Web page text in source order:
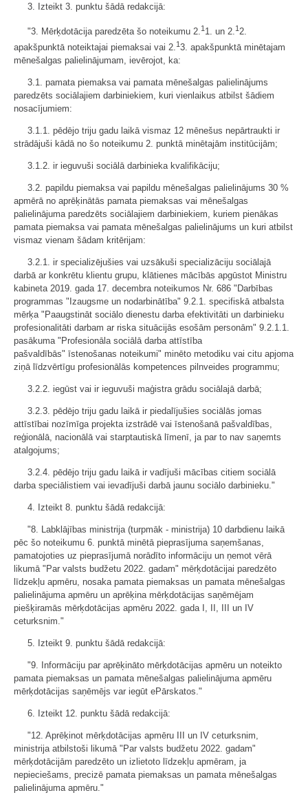
3. Izteikt 3. punktu šādā redakcijā:
"3. Mērķdotācija paredzēta šo noteikumu 2. 1 1. un 2. 1 2.
apakšpunktā noteiktajai piemaksai vai 2.13. apakšpunktā minētajam
mēnešalgas palielinājumam, ievērojot, ka:
3.1. pamata piemaksa vai pamata mēnešalgas palielinājums
paredzēts sociālajiem darbiniekiem, kuri vienlaikus atbilst šādiem
nosacījumiem:
3.1.1. pēdējo triju gadu laikā vismaz 12 mēnešus nepārtraukti ir
strādājuši kādā no šo noteikumu 2. punktā minētajām institūcijām;
3.1.2. ir ieguvuši sociālā darbinieka kvalifikāciju;
3.2. papildu piemaksa vai papildu mēnešalgas palielinājums 30 %
apmērā no aprēķinātās pamata piemaksas vai mēnešalgas
palielinājuma paredzēts sociālajiem darbiniekiem, kuriem pienākas
pamata piemaksa vai pamata mēnešalgas palielinājums un kuri atbilst
vismaz vienam šādam kritērijam:
3.2.1. ir specializējušies vai uzsākuši specializāciju sociālajā
darbā ar konkrētu klientu grupu, klātienes mācībās apgūstot Ministru
kabineta 2019. gada 17. decembra noteikumos Nr. 686 "Darbības
programmas "Izaugsme un nodarbinātība" 9.2.1. specifiskā atbalsta
mērķa "Paaugstināt sociālo dienestu darba efektivitāti un darbinieku
profesionalitāti darbam ar riska situācijās esošām personām" 9.2.1.1.
pasākuma "Profesionāla sociālā darba attīstība
pašvaldībās" īstenošanas noteikumi" minēto metodiku vai citu apjoma
ziņā līdzvērtīgu profesionālās kompetences pilnveides programmu;
3.2.2. iegūst vai ir ieguvuši maģistra grādu sociālajā darbā;
3.2.3. pēdējo triju gadu laikā ir piedalījušies sociālās jomas
attīstībai nozīmīga projekta izstrādē vai īstenošanā pašvaldības,
reģionālā, nacionālā vai starptautiskā līmenī, ja par to nav saņemts
atalgojums;
3.2.4. pēdējo triju gadu laikā ir vadījuši mācības citiem sociālā
darba speciālistiem vai ievadījuši darbā jaunu sociālo darbinieku."
4. Izteikt 8. punktu šādā redakcijā:
"8. Labklājības ministrija (turpmāk - ministrija) 10 darbdienu laikā
pēc šo noteikumu 6. punktā minētā pieprasījuma saņemšanas,
pamatojoties uz pieprasījumā norādīto informāciju un ņemot vērā
likumā "Par valsts budžetu 2022. gadam" mērķdotācijai paredzēto
līdzekļu apmēru, nosaka pamata piemaksas un pamata mēnešalgas
palielinājuma apmēru un aprēķina mērķdotācijas saņēmējam
piešķiramās mērķdotācijas apmēru 2022. gada I, II, III un IV
ceturksnim."
5. Izteikt 9. punktu šādā redakcijā:
"9. Informāciju par aprēķināto mērķdotācijas apmēru un noteikto
pamata piemaksas un pamata mēnešalgas palielinājuma apmēru
mērķdotācijas saņēmējs var iegūt ePārskatos."
6. Izteikt 12. punktu šādā redakcijā:
"12. Aprēķinot mērķdotācijas apmēru III un IV ceturksnim,
ministrija atbilstoši likumā "Par valsts budžetu 2022. gadam"
mērķdotācijām paredzēto un izlietoto līdzekļu apmēram, ja
nepieciešams, precizē pamata piemaksas un pamata mēnešalgas
palielinājuma apmēru."